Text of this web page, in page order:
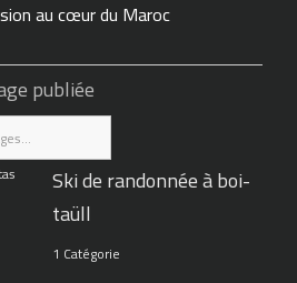
au cœur du Maroc
publiée
Ski de randonnée à boi-
taüll
1 Catégorie